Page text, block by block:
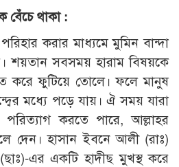
বেঁচে থাকা :
করার মাধ্যমে মুমিন বান্দা
শয়তান সবসময় হারাম বিষয়কে
করে ফুটিয়ে তোলে। ফলে মানুষ
মধ্যে পড়ে যায়। ঐ সময় যারা
পরিত্যাগ করতে পারে, আল্লাহর
দেন। হাসান ইবনে আলী (রাঃ)
এর একটি হাদীছ মুখস্থ করে